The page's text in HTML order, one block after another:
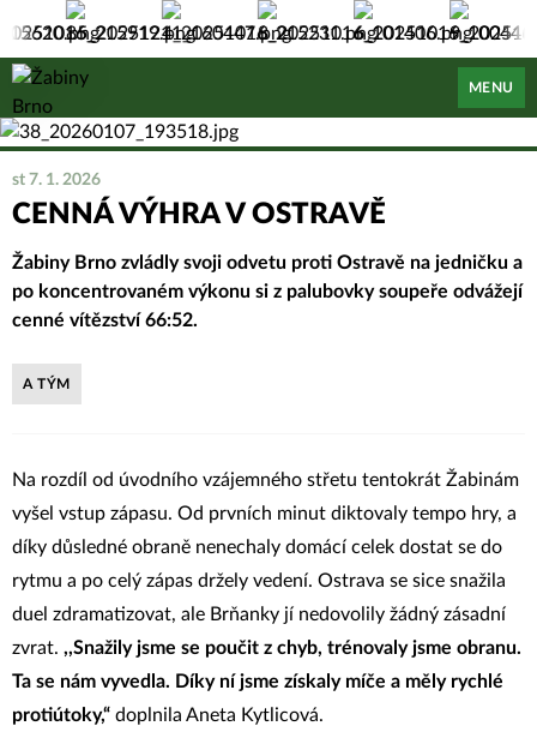
Žabiny Brno
MENU
st 7. 1. 2026
CENNÁ VÝHRA V OSTRAVĚ
Žabiny Brno zvládly svoji odvetu proti Ostravě na jedničku a
po koncentrovaném výkonu si z palubovky soupeře odvážejí
cenné vítězství 66:52.
A TÝM
Na rozdíl od úvodního vzájemného střetu tentokrát Žabinám
vyšel vstup zápasu. Od prvních minut diktovaly tempo hry, a
díky důsledné obraně nenechaly domácí celek dostat se do
rytmu a po celý zápas držely vedení. Ostrava se sice snažila
duel zdramatizovat, ale Brňanky jí nedovolily žádný zásadní
zvrat. ,,Snažily jsme se poučit z chyb, trénovaly jsme obranu.
Ta se nám vyvedla. Díky ní jsme získaly míče a měly rychlé
protiútoky,“ doplnila Aneta Kytlicová.